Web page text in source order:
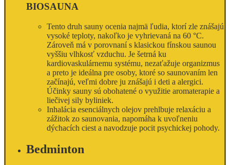
BIOSAUNA
Tento druh sauny ocenia najmä ľudia, ktorí zle znášajú
vysoké teploty, nakoľko je vyhrievaná na 60 °C.
Zároveň má v porovnaní s klasickou fínskou saunou
vyššiu vlhkosť vzduchu. Je šetrná ku
kardiovaskulárnemu systému, nezaťažuje organizmus
a preto je ideálna pre osoby, ktoré so saunovaním len
začínajú, veľmi dobre ju znášajú i deti a alergici.
Účinky sauny sú obohatené o využitie aromaterapie a
liečivej sily byliniek.
Inhalácia esenciálnych olejov prehlbuje relaxáciu a
zážitok zo saunovania, napomáha k uvoľneniu
dýchacích ciest a navodzuje pocit psychickej pohody.
Bedminton